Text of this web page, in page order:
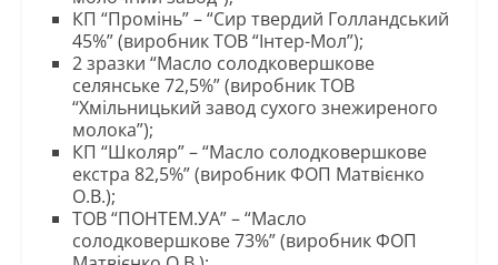
КП “Промінь” – “Сир твердий Голландський
45%” (виробник ТОВ “Інтер-Мол”);
2 зразки “Масло солодковершкове
селянське 72,5%” (виробник ТОВ
“Хмільницький завод сухого знежиреного
молока”);
КП “Школяр” – “Масло солодковершкове
екстра 82,5%” (виробник ФОП Матвієнко
О.В.);
ТОВ “ПОНТЕМ.УА” – “Масло
солодковершкове 73%” (виробник ФОП